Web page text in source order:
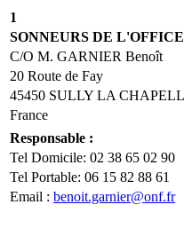
1
SONNEURS DE
C/O M. GARNIER Benoît
20 Route de Fay
45450 SULLY LA
France
Responsable :
Tel Domicile: 02 38 65 02 90
Tel Portable: 06 15 82 88 61
Email : benoit.garnier@onf.fr